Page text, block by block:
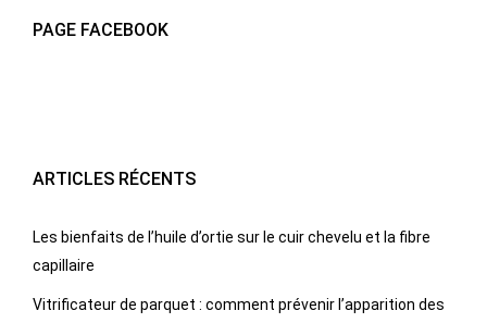
PAGE FACEBOOK
ARTICLES RÉCENTS
Les bienfaits de l’huile d’ortie sur le cuir chevelu et la fibre
capillaire
Vitrificateur de parquet : comment prévenir l’apparition des